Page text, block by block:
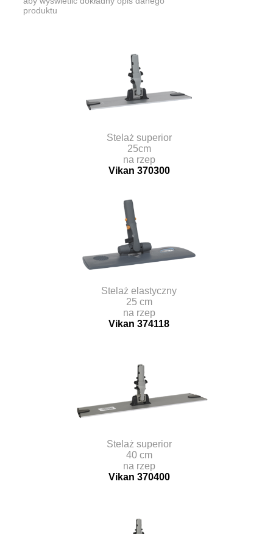
produktu
Stelaż superior
25cm
na rzep
Vikan 370300
Stelaż elastyczny
25 cm
na rzep
Vikan 374118
Stelaż superior
40 cm
na rzep
Vikan 370400